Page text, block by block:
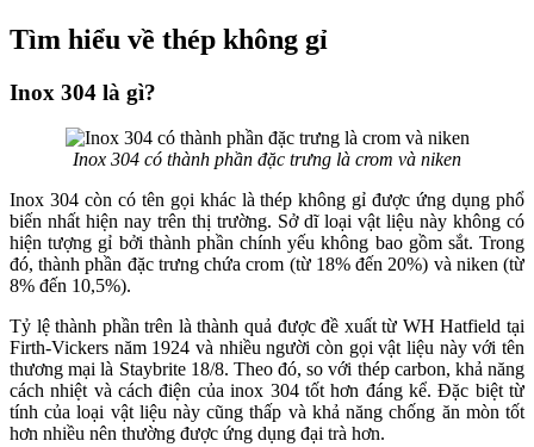
Tìm hiểu về thép không gỉ
Inox 304 là gì?
Inox 304 có thành phần đặc trưng là crom và niken
Inox 304 còn có tên gọi khác là thép không gỉ được ứng dụng phổ
biến nhất hiện nay trên thị trường. Sở dĩ loại vật liệu này không có
hiện tượng gỉ bởi thành phần chính yếu không bao gồm sắt. Trong
đó, thành phần đặc trưng chứa crom (từ 18% đến 20%) và niken (từ
8% đến 10,5%).
Tỷ lệ thành phần trên là thành quả được đề xuất từ WH Hatfield tại
Firth-Vickers năm 1924 và nhiều người còn gọi vật liệu này với tên
thương mại là Staybrite 18/8. Theo đó, so với thép carbon, khả năng
cách nhiệt và cách điện của inox 304 tốt hơn đáng kể. Đặc biệt từ
tính của loại vật liệu này cũng thấp và khả năng chống ăn mòn tốt
hơn nhiều nên thường được ứng dụng đại trà hơn.